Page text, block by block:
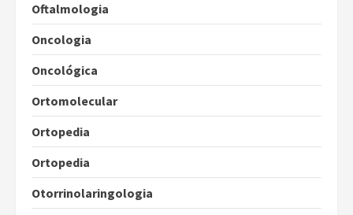
Oftalmologia
Oncologia
Oncológica
Ortomolecular
Ortopedia
Ortopedia
Otorrinolaringologia